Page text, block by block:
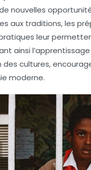
nouvelles
aux traditions, les
leur
ainsi
des cultures,
moderne.